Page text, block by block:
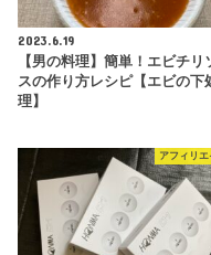
2023.6.19
【男の料理】簡単！エビチリ
スの作り方レシピ【エビの下
理】
アフィリエ